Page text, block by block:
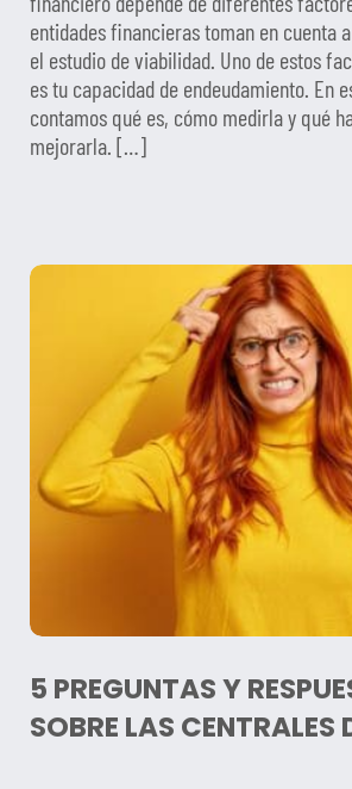
entidades financieras toman en cuenta
el estudio de viabilidad. Uno de estos
es tu capacidad de endeudamiento. En
contamos qué es, cómo medirla y qué
mejorarla. […]
5 PREGUNTAS Y
SOBRE LAS CENTRALES